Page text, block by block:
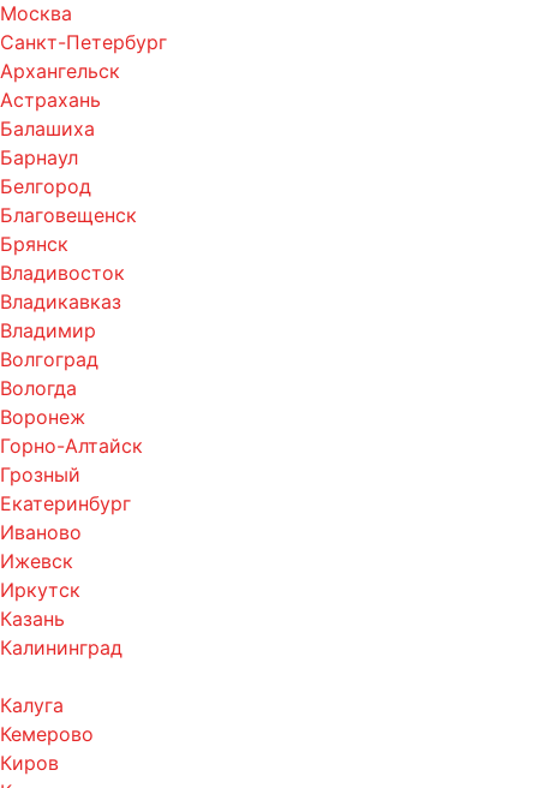
Москва
Санкт-Петербург
Архангельск
Астрахань
Балашиха
Барнаул
Белгород
Благовещенск
Брянск
Владивосток
Владикавказ
Владимир
Волгоград
Вологда
Воронеж
Горно-Алтайск
Грозный
Екатеринбург
Иваново
Ижевск
Иркутск
Казань
Калининград
Калуга
Кемерово
Киров